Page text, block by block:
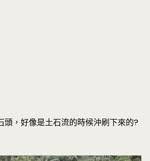
頭，好像是土石流的時候沖刷下來的?